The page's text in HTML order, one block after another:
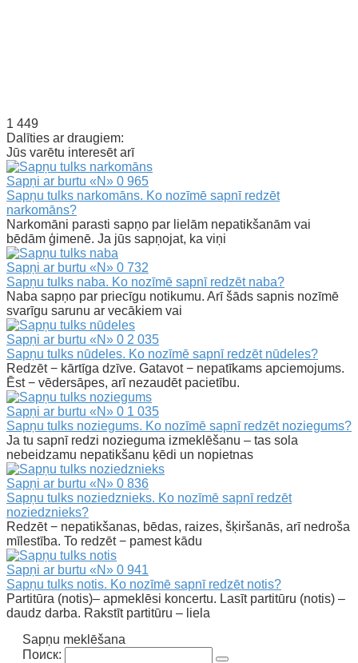
1 449
Dalīties ar draugiem:
Jūs varētu interesēt arī
Sapņi ar burtu «N» 0 965
Sapņu tulks narkomāns. Ko nozīmē sapnī redzēt
narkomāns?
Narkomāni parasti sapņo par lielām nepatikšanām vai
bēdām ģimenē. Ja jūs sapņojat, ka viņi
Sapņi ar burtu «N» 0 732
Sapņu tulks naba. Ko nozīmē sapnī redzēt naba?
Naba sapņo par priecīgu notikumu. Arī šāds sapnis nozīmē
svarīgu sarunu ar vecākiem vai
Sapņi ar burtu «N» 0 2 035
Sapņu tulks nūdeles. Ko nozīmē sapnī redzēt nūdeles?
Redzēt − kārtīga dzīve. Gatavot − nepatīkams apciemojums.
Ēst − vēdersāpes, arī nezaudēt pacietību.
Sapņi ar burtu «N» 0 1 035
Sapņu tulks noziegums. Ko nozīmē sapnī redzēt noziegums?
Ja tu sapnī redzi nozieguma izmeklēšanu – tas sola
nebeidzamu nepatikšanu ķēdi un nopietnas
Sapņi ar burtu «N» 0 836
Sapņu tulks noziedznieks. Ko nozīmē sapnī redzēt
noziedznieks?
Redzēt − nepatikšanas, bēdas, raizes, šķiršanās, arī nedroša
mīlestība. To redzēt − pamest kādu
Sapņi ar burtu «N» 0 941
Sapņu tulks notis. Ko nozīmē sapnī redzēt notis?
Partitūra (notis)– apmeklēsi koncertu. Lasīt partitūru (notis) –
daudz darba. Rakstīt partitūru – liela
Sapņu meklēšana
Поиск: